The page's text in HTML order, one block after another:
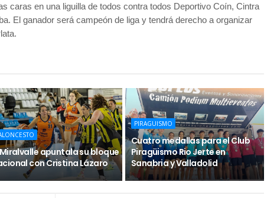
caras en una liguilla de todos contra todos Deportivo Coín, Cintra
El ganador será campeón de liga y tendrá derecho a organizar
Miralvalle apuntala su bloque
con Cristina Lázaro
PIRAGUISMO
Cuatro medallas para el Club
Piragüismo Rio Jerte en
Sanabria y Valladolid